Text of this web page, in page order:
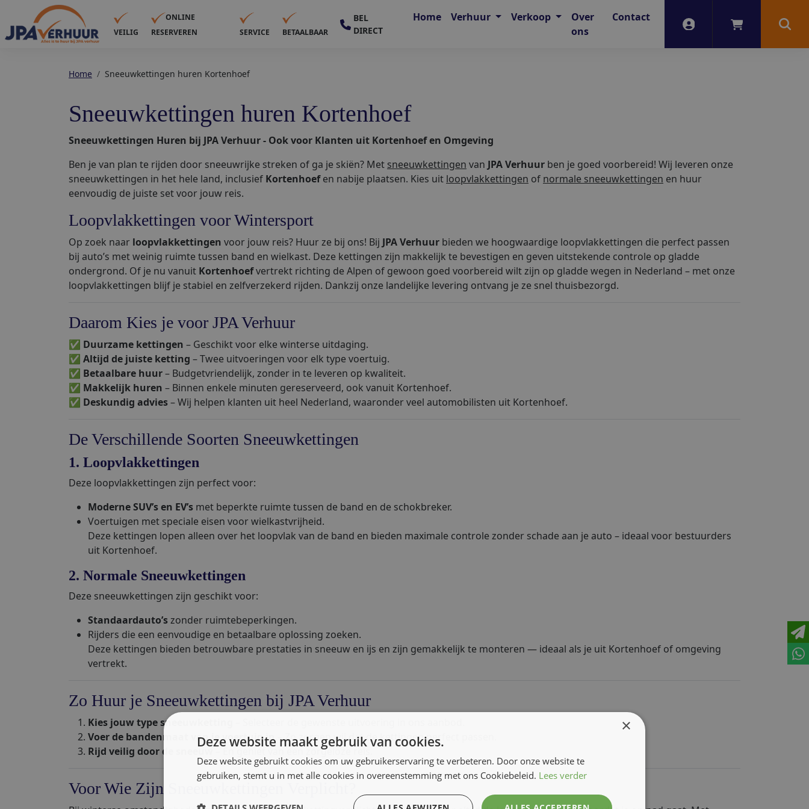
VEILIG
ONLINE
RESERVEREN
SERVICE BETAALBAAR
BEL
DIRECT
Account Winkelwagen
Home Verhuur Verkoop
Over
ons
Contact
Home Sneeuwkettingen huren Kortenhoef
Sneeuwkettingen huren Kortenhoef
Sneeuwkettingen Huren bij JPA Verhuur - Ook voor Klanten uit Kortenhoef en Omgeving
Ben je van plan te rijden door sneeuwrijke streken of ga je skiën? Met sneeuwkettingen van JPA Verhuur ben je goed voorbereid! Wij leveren onze
sneeuwkettingen in het hele land, inclusief Kortenhoefen nabije plaatsen. Kies uit loopvlakkettingen of normale sneeuwkettingen en huur
eenvoudig de juiste set voor jouw reis.
Loopvlakkettingen voor Wintersport
Op zoek naar loopvlakkettingen voor jouw reis? Huur ze bij ons! Bij JPA Verhuur bieden we hoogwaardige loopvlakkettingen die perfect passen
bij auto’s met weinig ruimte tussen band en wielkast. Deze kettingen zijn makkelijk te bevestigen en geven uitstekende controle op gladde
ondergrond. Of je nu vanuit Kortenhoefvertrekt richting de Alpen of gewoon goed voorbereid wilt zijn op gladde wegen in Nederland – met onze
loopvlakkettingen blijf je stabiel en zelfverzekerd rijden. Dankzij onze landelijke levering ontvang je ze snel thuisbezorgd.
Daarom Kies je voor JPA Verhuur
✅ Duurzame kettingen – Geschikt voor elke winterse uitdaging.
✅ Altijd de juiste ketting – Twee uitvoeringen voor elk type voertuig.
✅ Betaalbare huur– Budgetvriendelijk, zonder in te leveren op kwaliteit.
✅ Makkelijk huren – Binnen enkele minuten gereserveerd, ook vanuit Kortenhoef.
✅ Deskundig advies– Wij helpen klanten uit heel Nederland, waaronder veel automobilisten uit Kortenhoef.
De Verschillende Soorten Sneeuwkettingen
1. Loopvlakkettingen
Deze loopvlakkettingen zijn perfect voor:
Moderne SUV’s en EV’s met beperkte ruimte tussen de band en de schokbreker.
Voertuigen met speciale eisen voor wielkastvrijheid.
Deze kettingen lopen alleen over het loopvlak van de band en bieden maximale controle zonder schade aan je auto – ideaal voor bestuurders
uit Kortenhoef.
2. Normale Sneeuwkettingen
Deze sneeuwkettingen zijn geschikt voor:
Standaardauto’szonder ruimtebeperkingen.
Rijders die een eenvoudige en betaalbare oplossing zoeken.
Deze kettingen bieden betrouwbare prestaties in sneeuw en ijs en zijn gemakkelijk te monteren — ideaal als je uit Kortenhoef of omgeving
vertrekt.
Zo Huur je Sneeuwkettingen bij JPA Verhuur
Kies jouw type sneeuwketting
Voer de bandenmaat van je voertuig in – Zo zorgen wij dat de kettingen perfect passen.
Rijd veilig door de sneeuw
– En geniet van een zorgeloze reis.
Voor Wie Zijn Sneeuwkettingen Verplicht?
×
Deze website maakt gebruik van cookies.
Deze website gebruikt cookies om uw gebruikerservaring te verbeteren. Door onze website te
gebruiken, stemt u in met alle cookies in overeenstemming met ons Cookiebeleid. Lees verder